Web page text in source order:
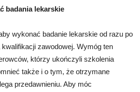
badania lekarskie
wykonać badanie lekarskie od razu po
zawodowej. Wymóg ten
którzy ukończyli szkolenia
także i o tym, że otrzymane
przedawnieniu. Aby móc